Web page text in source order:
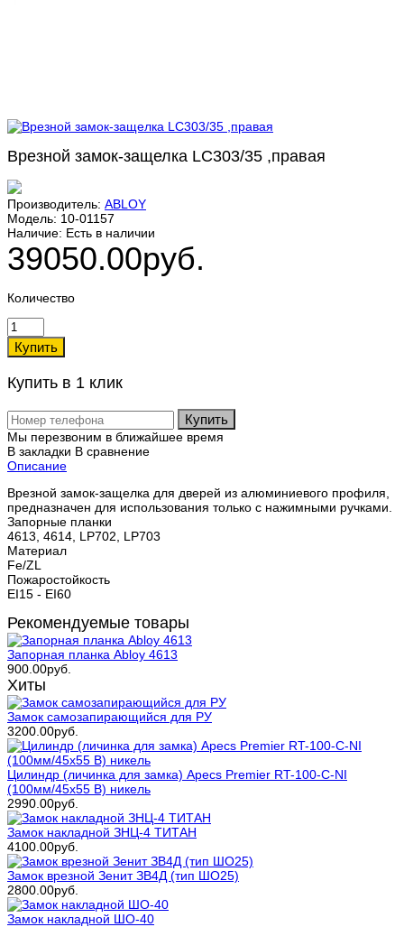
Врезной замок-защелка LC303/35 ,правая
Производитель: ABLOY
Модель: 10-01157
Наличие: Есть в наличии
39050.00руб.
Количество
Купить в 1 клик
Купить
Мы перезвоним в ближайшее время
В закладки В сравнение
Описание
Врезной замок-защелка для дверей из алюминиевого профиля,
предназначен для использования только с нажимными ручками.
Запорные планки
4613, 4614, LP702, LP703
Материал
Fe/ZL
Пожаростойкость
EI15 - EI60
Рекомендуемые товары
Запорная планка Abloy 4613
900.00руб.
Хиты
Замок самозапирающийся для РУ
3200.00руб.
Цилиндр (личинка для замка) Apecs Premier RT-100-С-NI
(100мм/45х55 В) никель
2990.00руб.
Замок накладной ЗНЦ-4 ТИТАН
4100.00руб.
Замок врезной Зенит ЗВ4Д (тип ШО25)
2800.00руб.
Замок накладной ШО-40